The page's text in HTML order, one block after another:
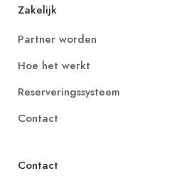
Zakelijk
Partner worden
Hoe het werkt
Reserveringssysteem
Contact
Contact